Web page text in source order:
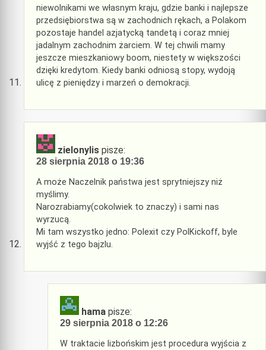
niewolnikami we własnym kraju, gdzie banki i najlepsze
przedsiębiorstwa są w zachodnich rękach, a Polakom
pozostaje handel azjatycką tandetą i coraz mniej
jadalnym zachodnim żarciem. W tej chwili mamy
jeszcze mieszkaniowy boom, niestety w większości
dzięki kredytom. Kiedy banki odniosą stopy, wydoją
ulicę z pieniędzy i marzeń o demokracji.
zielonylis pisze:
28 sierpnia 2018 o 19:36
A może Naczelnik państwa jest sprytniejszy niż
myślimy.
Narozrabiamy(cokolwiek to znaczy) i sami nas
wyrzucą.
Mi tam wszystko jedno: Polexit czy PolKickoff, byle
wyjść z tego bajzlu.
hama pisze:
29 sierpnia 2018 o 12:26
W traktacie lizbońskim jest procedura wyjścia z